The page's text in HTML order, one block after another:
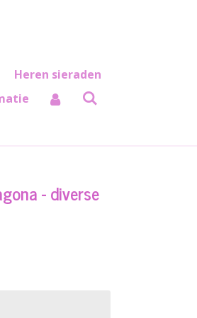
Heren sieraden
- diverse